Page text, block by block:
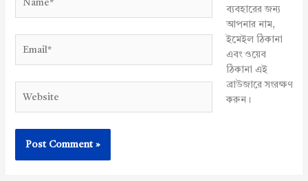
ব্যবহারের জন্য
আপনার নাম,
ইমেইল ঠিকানা
এবং ওয়েব
ঠিকানা এই
ব্রাউজারে সংরক্ষণ
করুন।